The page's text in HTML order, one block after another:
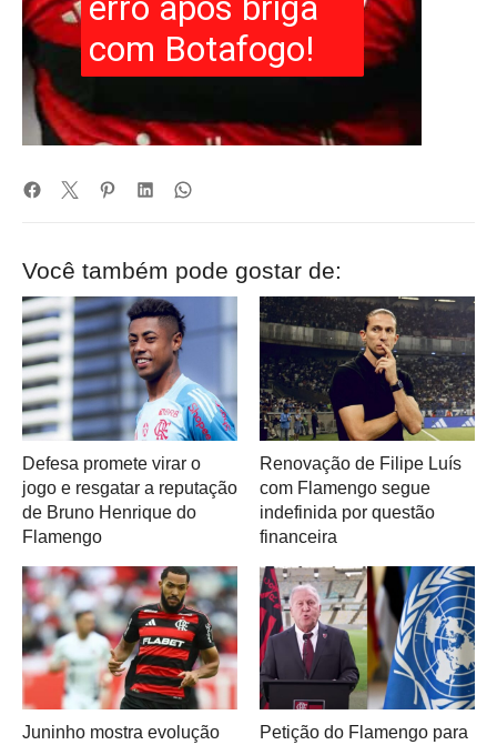
Você também pode gostar de:
Defesa promete virar o
jogo e resgatar a reputação
de Bruno Henrique do
Flamengo
Renovação de Filipe Luís
com Flamengo segue
indefinida por questão
financeira
Juninho mostra evolução
Petição do Flamengo para